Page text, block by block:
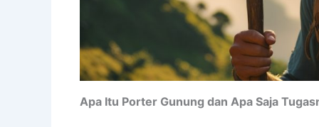
Apa Itu Porter Gunung dan Apa Saja